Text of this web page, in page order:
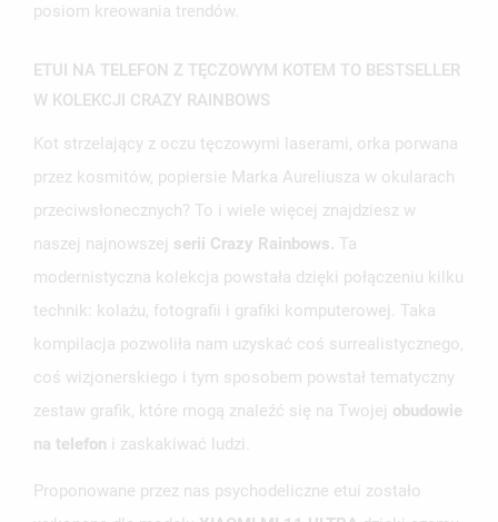
posiom kreowania trendów.
ETUI NA TELEFON Z TĘCZOWYM KOTEM TO BESTSELLER
W KOLEKCJI CRAZY RAINBOWS
Kot strzelający z oczu tęczowymi laserami, orka porwana
przez kosmitów, popiersie Marka Aureliusza w okularach
przeciwsłonecznych? To i wiele więcej znajdziesz w
naszej najnowszej serii Crazy Rainbows. Ta
modernistyczna kolekcja powstała dzięki połączeniu kilku
technik: kolażu, fotografii i grafiki komputerowej. Taka
kompilacja pozwoliła nam uzyskać coś surrealistycznego,
coś wizjonerskiego i tym sposobem powstał tematyczny
zestaw grafik, które mogą znaleźć się na Twojej obudowie
na telefon i zaskakiwać ludzi.
Proponowane przez nas psychodeliczne etui zostało